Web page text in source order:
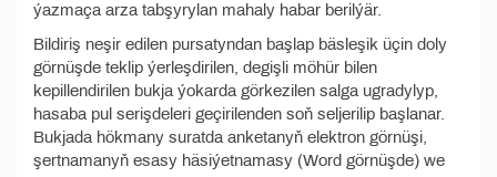
ýazmaça arza tabşyrylan mahaly habar berilýär.
Bildiriş neşir edilen pursatyndan başlap bäsleşik üçin doly
görnüşde teklip ýerleşdirilen, degişli möhür bilen
kepillendirilen bukja ýokarda görkezilen salga ugradylyp,
hasaba pul serişdeleri geçirilenden soň seljerilip başlanar.
Bukjada hökmany suratda anketanyň elektron görnüşi,
şertnamanyň esasy häsiýetnamasy (Word görnüşde) we